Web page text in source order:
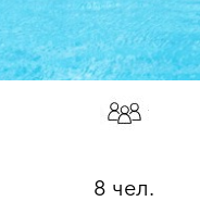
8 чел.